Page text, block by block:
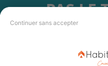
Continuer sans accepter
PAS LE
Vous souhaitez réaliser des
choisir ? Demandez des devis